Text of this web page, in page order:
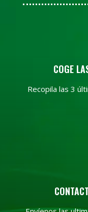
COGE
Recopila las 3